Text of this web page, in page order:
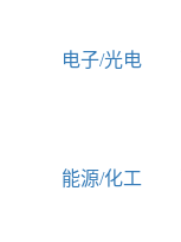
电子/光电
能源/化工